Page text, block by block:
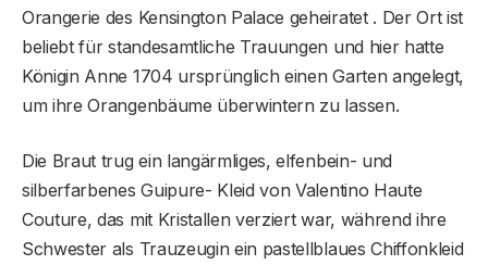
Orangerie des Kensington Palace geheiratet . Der Ort ist
beliebt für standesamtliche Trauungen und hier hatte
Königin Anne 1704 ursprünglich einen Garten angelegt,
um ihre Orangenbäume überwintern zu lassen.
Die Braut trug ein langärmliges, elfenbein- und
silberfarbenes Guipure- Kleid von Valentino Haute
Couture, das mit Kristallen verziert war, während ihre
Schwester als Trauzeugin ein pastellblaues Chiffonkleid